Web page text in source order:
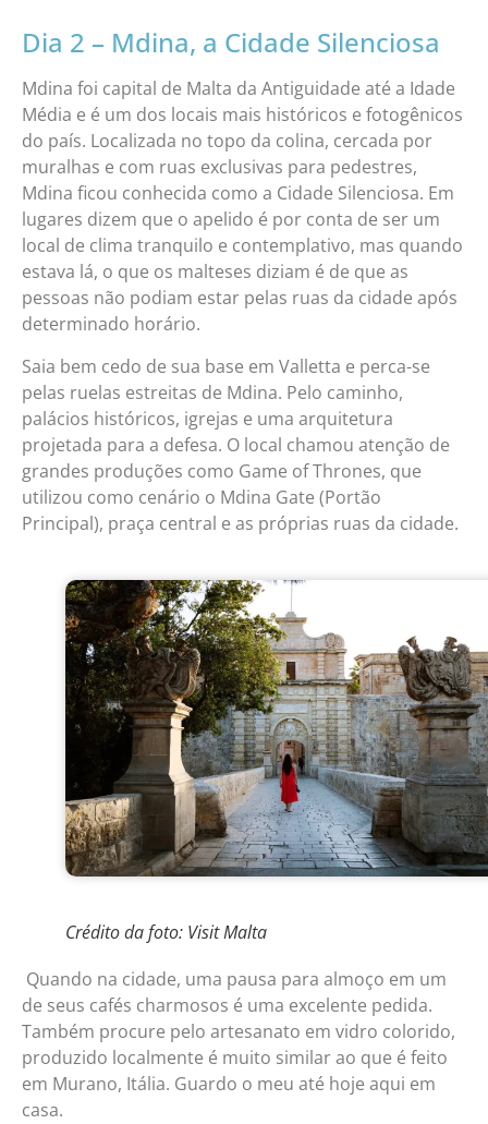
Dia 2 – Mdina, a Cidade Silenciosa
Mdina foi capital de Malta da Antiguidade até a Idade
Média e é um dos locais mais históricos e fotogênicos
do país. Localizada no topo da colina, cercada por
muralhas e com ruas exclusivas para pedestres,
Mdina ficou conhecida como a Cidade Silenciosa. Em
lugares dizem que o apelido é por conta de ser um
local de clima tranquilo e contemplativo, mas quando
estava lá, o que os malteses diziam é de que as
pessoas não podiam estar pelas ruas da cidade após
determinado horário.
Saia bem cedo de sua base em Valletta e perca-se
pelas ruelas estreitas de Mdina. Pelo caminho,
palácios históricos, igrejas e uma arquitetura
projetada para a defesa. O local chamou atenção de
grandes produções como Game of Thrones, que
utilizou como cenário o Mdina Gate (Portão
Principal), praça central e as próprias ruas da cidade.
Crédito da foto: Visit Malta
Quando na cidade, uma pausa para almoço em um
de seus cafés charmosos é uma excelente pedida.
Também procure pelo artesanato em vidro colorido,
produzido localmente é muito similar ao que é feito
em Murano, Itália. Guardo o meu até hoje aqui em
casa.